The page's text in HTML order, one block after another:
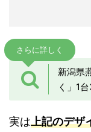
さらに詳しく
新潟県
く」1
実は上記のデザ